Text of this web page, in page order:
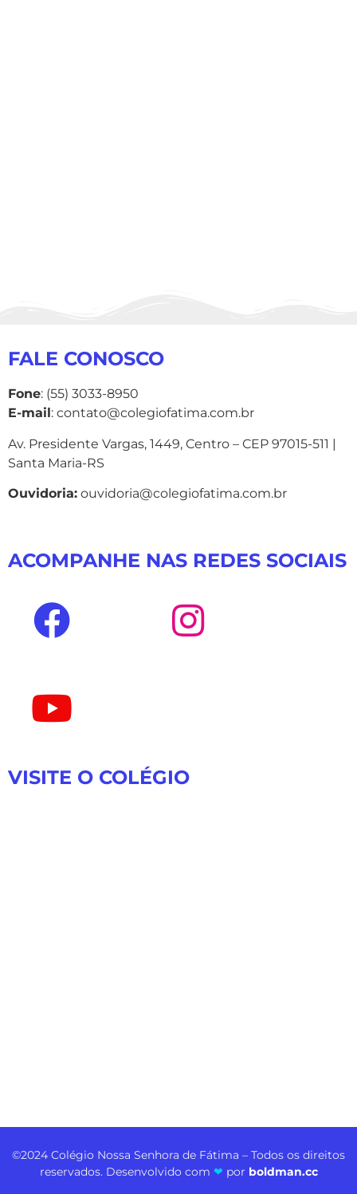
FALE CONOSCO
Fone: (55) 3033-8950
E-mail: contato@colegiofatima.com.br
Av. Presidente Vargas, 1449, Centro – CEP 97015-511 |
Santa Maria-RS
Ouvidoria: ouvidoria@colegiofatima.com.br
ACOMPANHE NAS REDES SOCIAIS
VISITE O COLÉGIO
©2024 Colégio Nossa Senhora de Fátima – Todos os direitos
reservados. Desenvolvido com ❤ por boldman.cc